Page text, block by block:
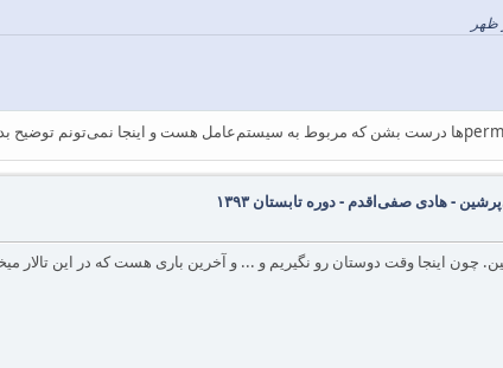
- هادی صفی‌اقدم - دوره تابستان ۱۳۹۳
چون اینجا وقت دوستان رو نگیریم و ... و آخرین باری هست که در این تالار